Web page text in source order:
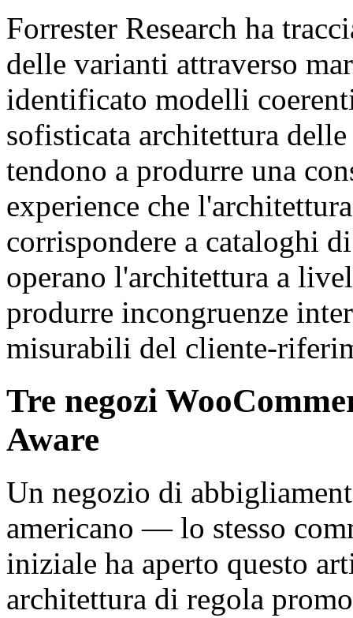
Forrester Research ha
delle varianti attraverso
identificato modelli
sofisticata architettura
tendono a produrre una
experience che
corrispondere a cataloghi
operano l'architettura a
produrre incongruenze
misurabili del cliente-
Tre negozi
Aware
Un negozio di
americano — lo stesso
iniziale ha aperto questo
architettura di regola